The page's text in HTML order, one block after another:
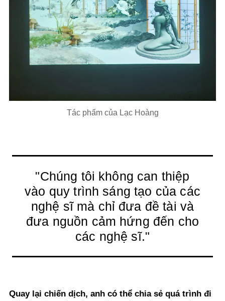
Tác phẩm của Lạc Hoàng
"Chúng tôi không can thiệp
vào quy trình sáng tạo của các
nghệ sĩ mà chỉ đưa đề tài và
đưa nguồn cảm hứng đến cho
các nghệ sĩ."
Quay lại chiến dịch, anh có thể chia sẻ quá trình đi